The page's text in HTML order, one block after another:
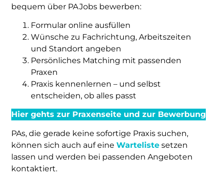
bequem über PA Jobs bewerben:
Formular online ausfüllen
Wünsche zu Fachrichtung, Arbeitszeiten
und Standort angeben
Persönliches Matching mit passenden
Praxen
Praxis kennenlernen – und selbst
entscheiden, ob alles passt
Hier gehts zur Praxenseite und zur Bewerbung
PAs, die gerade keine sofortige Praxis suchen,
können sich auch auf eineWarteliste setzen
lassen und werden bei passenden Angeboten
kontaktiert.